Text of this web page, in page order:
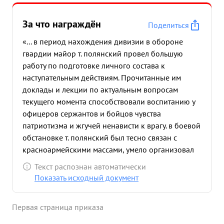
За что награждён
Поделиться
«... в период нахождения дивизии в обороне
гвардии майор т. полянский провел большую
работу по подготовке личного состава к
наступательным действиям. Прочитанные им
доклады и лекции по актуальным вопросам
текущего момента способствовали воспитанию у
офицеров сержантов и бойцов чувства
патриотизма и жгучей ненависти к врагу. в боевой
обстановке т. полянский был тесно связан с
красноармейскими массами, умело организовал
партполитаппарат частей на оперативное
доведение до личного состава газет приказов
в наступлении Вместе с 1 СБ 330 гв. сп участвовал
Текст распознан автоматически
Показать исходный документ
Первая страница приказа